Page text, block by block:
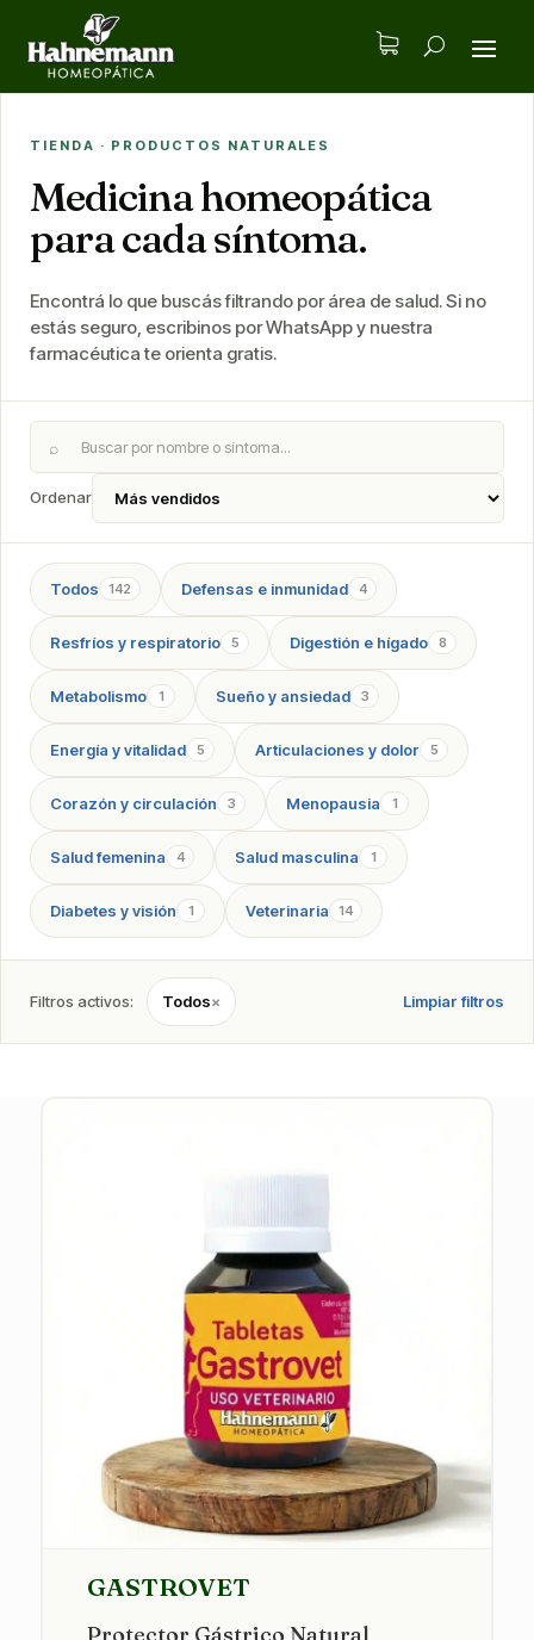
TIENDA · PRODUCTOS NATURALES
Medicina homeopática
para cada síntoma.
Encontrá lo que buscás filtrando por área de salud. Si no
estás seguro, escribinos por WhatsApp y nuestra
farmacéutica te orienta gratis.
⌕
Ordenar
Todos 142 Defensas e inmunidad 4
Resfríos y respiratorio 5 Digestión e hígado 8
Metabolismo 1 Sueño y ansiedad 3
Energía y vitalidad 5 Articulaciones y dolor 5
Corazón y circulación 3 Menopausia 1
Salud femenina 4 Salud masculina 1
Diabetes y visión 1 Veterinaria 14
Filtros activos: Todos× Limpiar filtros
GASTROVET
Protector Gástrico Natural